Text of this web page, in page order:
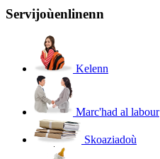
Servijoùenlinenn
Kelenn
Marc'had al labour
Skoaziadoù